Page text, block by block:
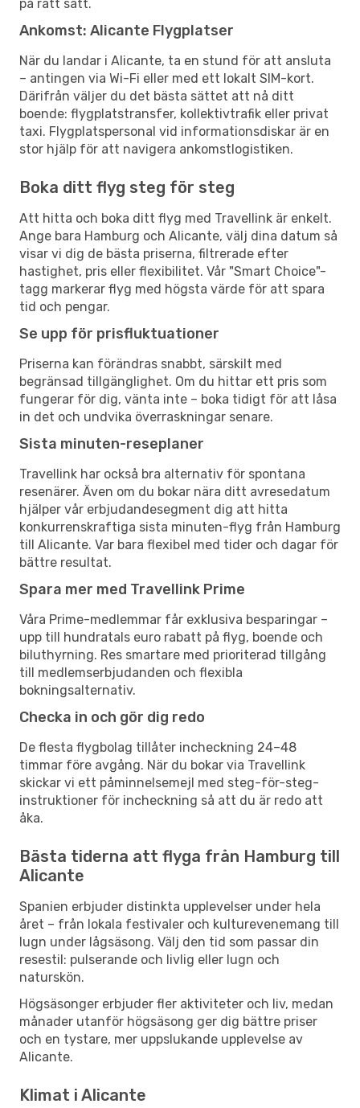
på rätt sätt.
Ankomst: Alicante Flygplatser
När du landar i Alicante, ta en stund för att ansluta
– antingen via Wi-Fi eller med ett lokalt SIM-kort.
Därifrån väljer du det bästa sättet att nå ditt
boende: flygplatstransfer, kollektivtrafik eller privat
taxi. Flygplatspersonal vid informationsdiskar är en
stor hjälp för att navigera ankomstlogistiken.
Boka ditt flyg steg för steg
Att hitta och boka ditt flyg med Travellink är enkelt.
Ange bara Hamburg och Alicante, välj dina datum så
visar vi dig de bästa priserna, filtrerade efter
hastighet, pris eller flexibilitet. Vår "Smart Choice"-
tagg markerar flyg med högsta värde för att spara
tid och pengar.
Se upp för prisfluktuationer
Priserna kan förändras snabbt, särskilt med
begränsad tillgänglighet. Om du hittar ett pris som
fungerar för dig, vänta inte – boka tidigt för att låsa
in det och undvika överraskningar senare.
Sista minuten-reseplaner
Travellink har också bra alternativ för spontana
resenärer. Även om du bokar nära ditt avresedatum
hjälper vår erbjudandesegment dig att hitta
konkurrenskraftiga sista minuten-flyg från Hamburg
till Alicante. Var bara flexibel med tider och dagar för
bättre resultat.
Spara mer med Travellink Prime
Våra Prime-medlemmar får exklusiva besparingar –
upp till hundratals euro rabatt på flyg, boende och
biluthyrning. Res smartare med prioriterad tillgång
till medlemserbjudanden och flexibla
bokningsalternativ.
Checka in och gör dig redo
De flesta flygbolag tillåter incheckning 24–48
timmar före avgång. När du bokar via Travellink
skickar vi ett påminnelsemejl med steg-för-steg-
instruktioner för incheckning så att du är redo att
åka.
Bästa tiderna att flyga från Hamburg till
Alicante
Spanien erbjuder distinkta upplevelser under hela
året – från lokala festivaler och kulturevenemang till
lugn under lågsäsong. Välj den tid som passar din
resestil: pulserande och livlig eller lugn och
naturskön.
Högsäsonger erbjuder fler aktiviteter och liv, medan
månader utanför högsäsong ger dig bättre priser
och en tystare, mer uppslukande upplevelse av
Alicante.
Klimat i Alicante